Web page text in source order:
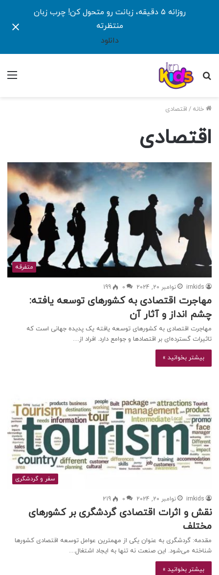
روزانه ۵ دقیقه، زبانت رو متحول کن! چرب زبان
منتظرته
دانلود
جستجو
خانه / اقتصادی
اقتصادی
متفرقه
irnkids نوامبر 20, 2024 0
199
مهاجرت اقتصادی به کشورهای توسعه یافته:
چشم انداز و آثار آن
مهاجرت اقتصادی به کشورهای توسعه یافته یک پدیده جهانی است که
تاثیرات گسترده‌ای بر اقتصادها و جوامع دارد. افراد از…
بیشتر بخوانید »
سفر و گردشگری
irnkids نوامبر 20, 2024 0
219
نقش و اثرات اقتصادی گردشگری بر کشورهای
مختلف
مقدمه: گردشگری به عنوان یکی از مهمترین عوامل توسعه اقتصادی کشورها
شناخته می‌شود. این صنعت نه تنها به ایجاد اشتغال…
بیشتر بخوانید »